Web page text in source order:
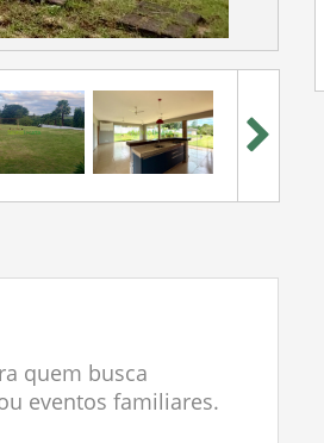
quem busca
eventos familiares.